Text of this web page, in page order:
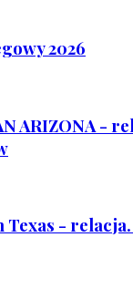
2026
ARIZONA -
-